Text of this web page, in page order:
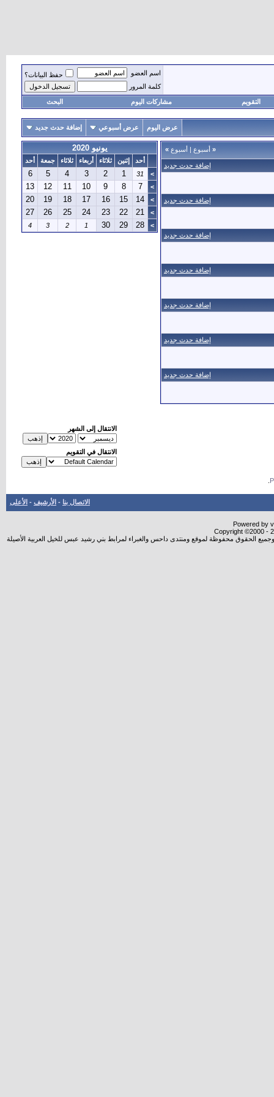
اسم العضو
حفظ البيانات؟
كلمة المرور
التقويم مشاركات اليوم البحث
عرض اليوم عرض أسبوعي إضافة حدث جديد
« أسبوع | أسبوع »
إضافة حدث جديد
إضافة حدث جديد
إضافة حدث جديد
إضافة حدث جديد
إضافة حدث جديد
إضافة حدث جديد
إضافة حدث جديد
يونيو 2020
أحد إثنين ثلاثاء أربعاء ثلاثاء جمعة
أحد
>
31
1
2
3
4
5
6
>
7
8
9
10
11
12
13
>
14
15
16
17
18
19
20
>
21
22
23
24
25
26
27
>
28
29
30
1
2
3
4
الانتقال إلى الشهر
الانتقال في التقويم
الاتصال بنا - الأرشيف - الأعلى
Powered by
Copyright ©2000 -
الحقوق محفوظة لموقع ومنتدى داحس والغبراء لمرابط بني رشيد عبس للخيل العربية الأصيلة